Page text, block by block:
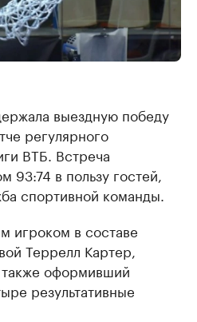
выездную победу
регулярного
ВТБ. Встреча
93:74 в пользу гостей,
спортивной команды.
игроком в составе
Террелл Картер,
оформивший
результативные